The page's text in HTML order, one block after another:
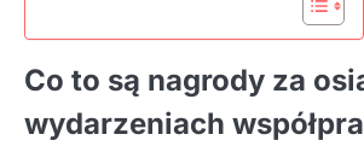
Co to są nagrody za
wydarzeniach